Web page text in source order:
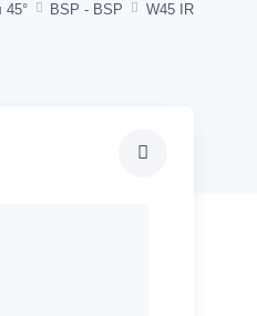
45° BSP - BSP W45 IR